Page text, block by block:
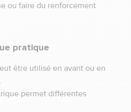
ou faire du renforcement
pratique
être utilisé en avant ou en
permet différentes